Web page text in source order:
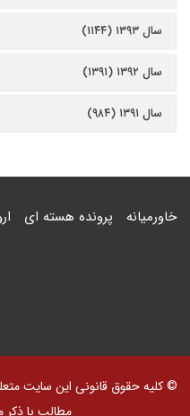
سال ۱۳۹۳ (۱۱۴۴)
سال ۱۳۹۲ (۱۳۹۱)
سال ۱۳۹۱ (۹۸۴)
خاورمیانه پرونده هسته ای
© کلیه حقوق قانونی این سایت
مطالب با ذکر